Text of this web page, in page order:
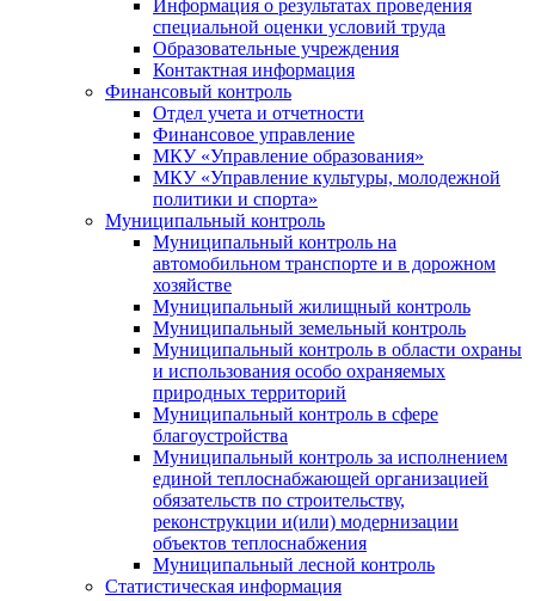
Информация о результатах проведения
специальной оценки условий труда
Образовательные учреждения
Контактная информация
Финансовый контроль
Отдел учета и отчетности
Финансовое управление
МКУ «Управление образования»
МКУ «Управление культуры, молодежной
политики и спорта»
Муниципальный контроль
Муниципальный контроль на
автомобильном транспорте и в дорожном
хозяйстве
Муниципальный жилищный контроль
Муниципальный земельный контроль
Муниципальный контроль в области охраны
и использования особо охраняемых
природных территорий
Муниципальный контроль в сфере
благоустройства
Муниципальный контроль за исполнением
единой теплоснабжающей организацией
обязательств по строительству,
реконструкции и(или) модернизации
объектов теплоснабжения
Муниципальный лесной контроль
Статистическая информация